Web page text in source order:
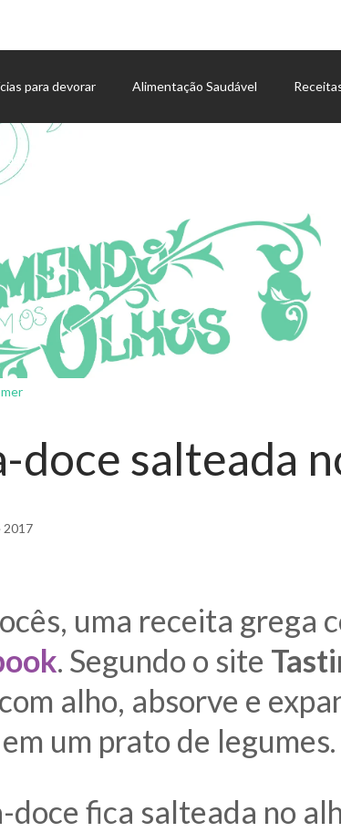
para devorar Alimentação Saudável
de eventos
doce salteada
2017
uma receita grega
. Segundo o site
alho, absorve e
um prato de legumes.
doce fica salteada no